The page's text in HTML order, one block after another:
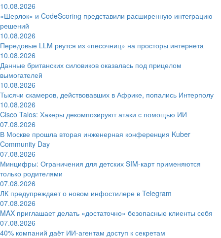
10.08.2026
«Шерлок» и CodeScoring представили расширенную интеграцию
решений
10.08.2026
Передовые LLM рвутся из «песочниц» на просторы интернета
10.08.2026
Данные британских силовиков оказалась под прицелом
вымогателей
10.08.2026
Тысячи скамеров, действовавших в Африке, попались Интерполу
10.08.2026
Cisco Talos: Хакеры декомпозируют атаки с помощью ИИ
07.08.2026
В Москве прошла вторая инженерная конференция Kuber
Community Day
07.08.2026
Минцифры: Ограничения для детских SIM-карт применяются
только родителями
07.08.2026
ЛК предупреждает о новом инфостилере в Telegram
07.08.2026
MAX приглашает делать «достаточно» безопасные клиенты себя
07.08.2026
40% компаний даёт ИИ‑агентам доступ к секретам